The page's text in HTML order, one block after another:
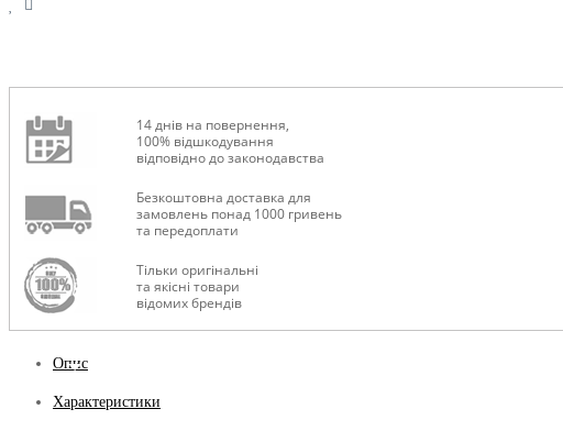
14 днів на повернення,
100% відшкодування
відповідно до законодавства
Безкоштовна доставка для
замовлень понад 1000 гривень
та передоплати
Тільки оригінальні
та якісні товари
відомих брендів
Опис
Характеристики